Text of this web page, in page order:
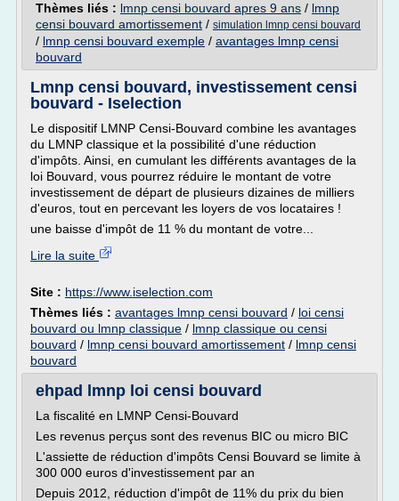
Thèmes liés : lmnp censi bouvard apres 9 ans / lmnp
censi bouvard amortissement / simulation lmnp censi bouvard
/ lmnp censi bouvard exemple / avantages lmnp censi
bouvard
Lmnp censi bouvard, investissement censi
bouvard - Iselection
Le dispositif LMNP Censi-Bouvard combine les avantages
du LMNP classique et la possibilité d'une réduction
d'impôts. Ainsi, en cumulant les différents avantages de la
loi Bouvard, vous pourrez réduire le montant de votre
investissement de départ de plusieurs dizaines de milliers
d'euros, tout en percevant les loyers de vos locataires !
une baisse d'impôt de 11 % du montant de votre...
Lire la suite
Site : https://www.iselection.com
Thèmes liés : avantages lmnp censi bouvard / loi censi
bouvard ou lmnp classique / lmnp classique ou censi
bouvard / lmnp censi bouvard amortissement / lmnp censi
bouvard
ehpad lmnp loi censi bouvard
La fiscalité en LMNP Censi-Bouvard
Les revenus perçus sont des revenus BIC ou micro BIC
L'assiette de réduction d'impôts Censi Bouvard se limite à
300 000 euros d'investissement par an
Depuis 2012, réduction d'impôt de 11% du prix du bien